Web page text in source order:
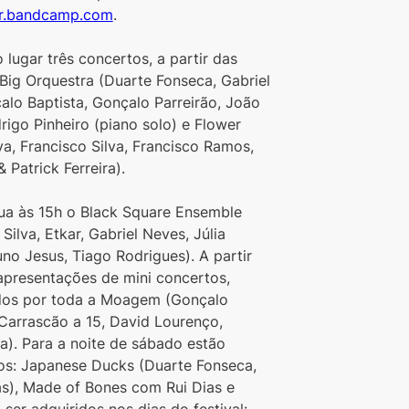
.
lugar três concertos, a partir das
Orquestra (Duarte Fonseca, Gabriel
Baptista, Gonçalo Parreirão, João
Pinheiro (piano solo) e Flower
Francisco Silva, Francisco Ramos,
Patrick Ferreira).
às 15h o Black Square Ensemble
Etkar, Gabriel Neves, Júlia
Jesus, Tiago Rodrigues). A partir
de mini concertos,
por toda a Moagem (Gonçalo
a 15, David Lourenço,
Para a noite de sábado estão
Japanese Ducks (Duarte Fonseca,
Made of Bones com Rui Dias e